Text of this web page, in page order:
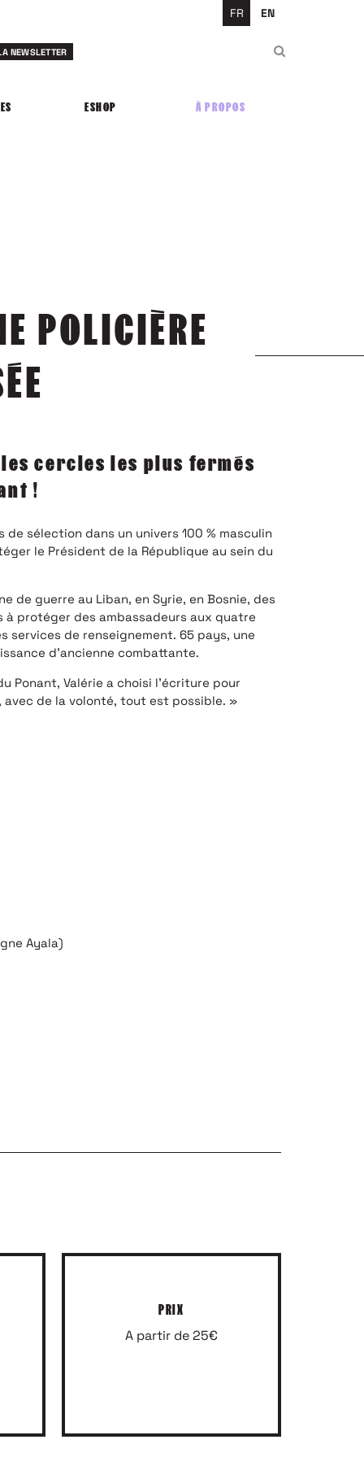
FR EN
ESHOP À PROPOS
NEWSLETTER
POLICIÈRE
cercles les plus fermés
!
sélection dans un univers 100 % masculin
le Président de la République au sein du
de guerre au Liban, en Syrie, en Bosnie, des
à protéger des ambassadeurs aux quatre
services de renseignement. 65 pays, une
d’ancienne combattante.
Ponant, Valérie a choisi l’écriture pour
avec de la volonté, tout est possible. »
Ayala)
PRIX
A partir de 25€